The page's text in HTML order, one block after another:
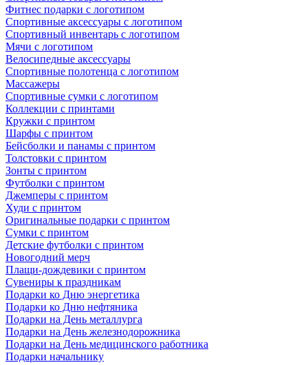
Фитнес подарки с логотипом
Спортивные аксессуары с логотипом
Спортивный инвентарь с логотипом
Мячи с логотипом
Велосипедные аксессуары
Спортивные полотенца с логотипом
Массажеры
Спортивные сумки с логотипом
Коллекции с принтами
Кружки с принтом
Шарфы с принтом
Бейсболки и панамы с принтом
Толстовки с принтом
Зонты с принтом
Футболки с принтом
Джемперы с принтом
Худи с принтом
Оригинальные подарки с принтом
Сумки с принтом
Детские футболки с принтом
Новогодний мерч
Плащи-дождевики с принтом
Сувениры к праздникам
Подарки ко Дню энергетика
Подарки ко Дню нефтяника
Подарки на День металлурга
Подарки на День железнодорожника
Подарки на День медицинского работника
Подарки начальнику